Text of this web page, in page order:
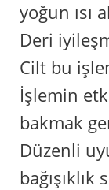
yoğun ısı
Deri
Cilt bu
İşlemin
bakmak
Düzenli